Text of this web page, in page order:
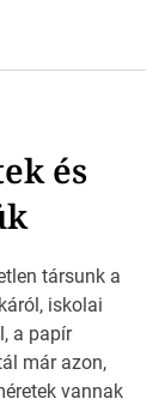
és
társunk a
iskolai
a papír
már azon,
vannak